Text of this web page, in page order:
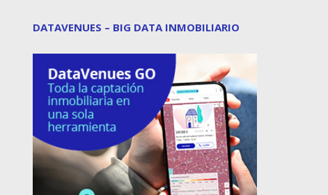
DATAVENUES – BIG DATA INMOBILIARIO